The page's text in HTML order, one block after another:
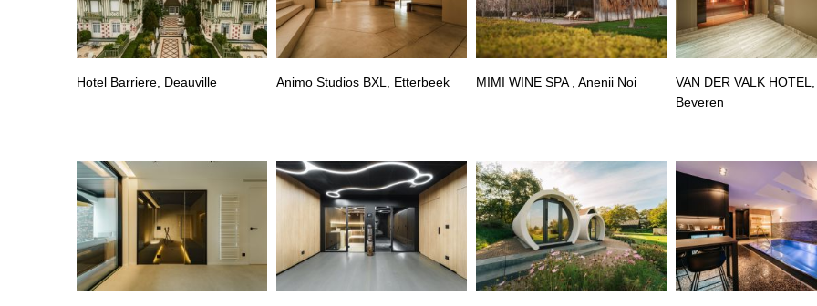
Hotel Barriere, Deauville Animo Studios BXL, Etterbeek MIMI WINE SPA , Anenii Noi
VAN DER VALK HOTEL,
Beveren